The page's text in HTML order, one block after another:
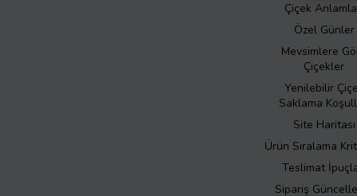
Çiçek
Özel Günler
Mevsimlere
Çiçekler
Yenilebilir
Saklama
Site Haritası
Ürün Sıralama
Teslimat
Sipariş